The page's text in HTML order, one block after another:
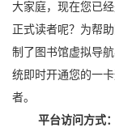
大家庭，现在您已
正式读者呢？为帮
制了图书馆虚拟导
统即时开通您的一
者。
平台访问方式：